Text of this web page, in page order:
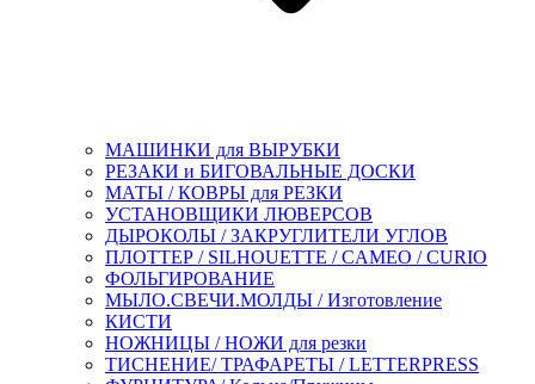
МАШИНКИ для ВЫРУБКИ
РЕЗАКИ и БИГОВАЛЬНЫЕ ДОСКИ
МАТЫ / КОВРЫ для РЕЗКИ
УСТАНОВЩИКИ ЛЮВЕРСОВ
ДЫРОКОЛЫ / ЗАКРУГЛИТЕЛИ УГЛОВ
ПЛОТТЕР / SILHOUETTE / CAMEO / CURIO
ФОЛЬГИРОВАНИЕ
МЫЛО.СВЕЧИ.МОЛДЫ / Изготовление
КИСТИ
НОЖНИЦЫ / НОЖИ для резки
ТИСНЕНИЕ/ ТРАФАРЕТЫ / LETTERPRESS